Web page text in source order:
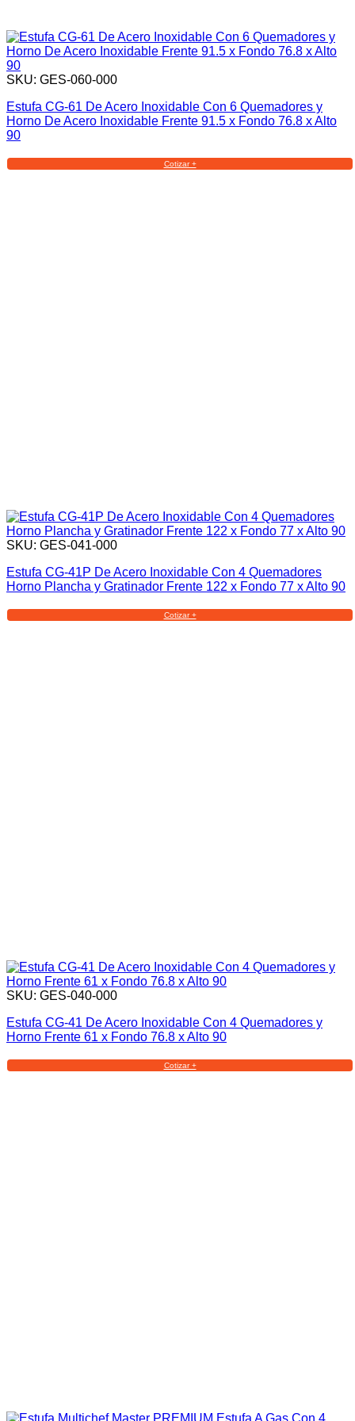
SKU: GES-060-000
Estufa CG-61 De Acero Inoxidable Con 6 Quemadores y
Horno De Acero Inoxidable Frente 91.5 x Fondo 76.8 x Alto
90
Cotizar +
SKU: GES-041-000
Estufa CG-41P De Acero Inoxidable Con 4 Quemadores
Horno Plancha y Gratinador Frente 122 x Fondo 77 x Alto 90
Cotizar +
SKU: GES-040-000
Estufa CG-41 De Acero Inoxidable Con 4 Quemadores y
Horno Frente 61 x Fondo 76.8 x Alto 90
Cotizar +